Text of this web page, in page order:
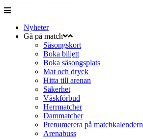
Nyheter
Gå på match
Säsongskort
Boka biljett
Boka säsongsplats
Mat och dryck
Hitta till arenan
Säkerhet
Väskförbud
Herrmatcher
Dammatcher
Prenumerera på matchkalendern
Arenabuss